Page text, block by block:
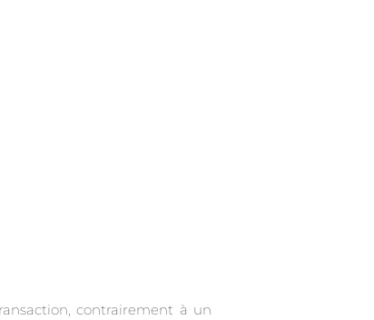
contrairement à un